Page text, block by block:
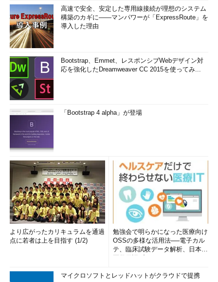
自動割り当て機能はないが、マニュアルで指定すれば、今回の目
的を達成できる。
インタフェースのメトリック値をマニュアル設定する
ネットワークインタフェースのメトリック値を設定するには、
まず以下の手順で設定画面を開く。
コントロールパネルの［
XP）または［
（Windows 2000）をクリック
ネットワークインタフェースの一覧から対象のもののプロ
パティを開く
コンポーネント一覧から「
［インターネット プロトコル（TCP/IP）のプロパティ
ダイアログの［全般］タブにある［詳細設定］ボタンをク
リック
［TCP/IP 詳細設定］ダイアログの［IP設定］タブを選択
高速で安全、安定した専用線接続が理想のシステム
構築のカギに――マンパワーが「ExpressRoute」を
導入した理由
Bootstrap、Emmet、レスポンシブWebデザイン対
応を強化したDreamweaver CC 2015を使ってみ...
「Bootstrap 4 alpha」が登場
より広がったカリキュラムを通過
点に若者は上を目指す (1/2)
勉強会で明らかになった医療向け
OSSの多様な活用法──電子カル
テ、臨床試験データ解析、日本語
マイクロソフトとレッドハットがクラウドで提携